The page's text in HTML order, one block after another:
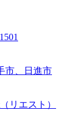
市、日進市